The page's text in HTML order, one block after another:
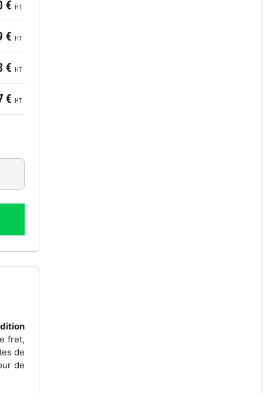
€ HT
€ HT
€ HT
€ HT
fret,
de
de